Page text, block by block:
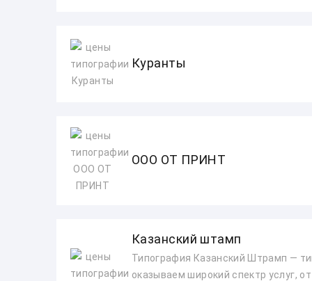
Куранты
ООО ОТ ПРИНТ
Казанский штамп
Типография Казанский Штрамп —
оказываем широкий спектр услуг,